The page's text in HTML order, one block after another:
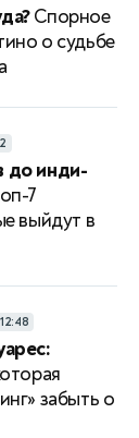
Спорное
о судьбе
до инди-
7
выйдут в
12:48
забыть о